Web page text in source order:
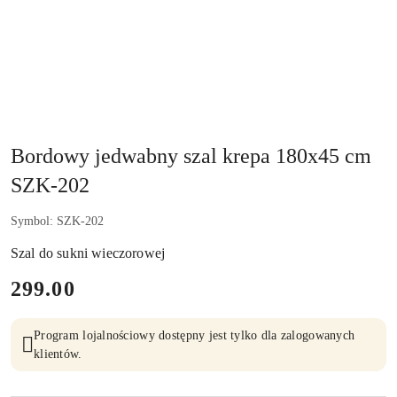
Bordowy jedwabny szal krepa 180x45 cm
SZK-202
Symbol: SZK-202
Szal do sukni wieczorowej
cena:
299.00
Program lojalnościowy dostępny jest tylko dla zalogowanych
klientów.